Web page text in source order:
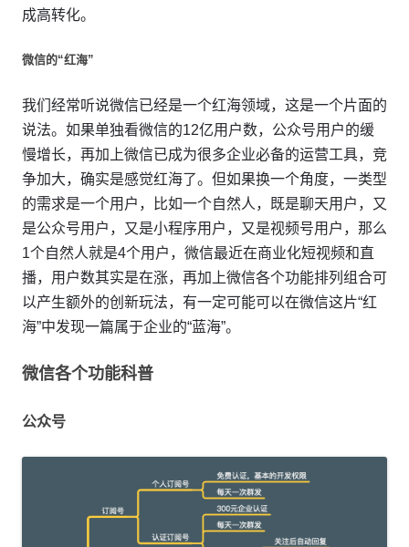
成高转化。
微信的“红海”
我们经常听说微信已经是一个红海领域，这是一个片面的
说法。如果单独看微信的12亿用户数，公众号用户的缓
慢增长，再加上微信已成为很多企业必备的运营工具，竞
争加大，确实是感觉红海了。但如果换一个角度，一类型
的需求是一个用户，比如一个自然人，既是聊天用户，又
是公众号用户，又是小程序用户，又是视频号用户，那么
1个自然人就是4个用户，微信最近在商业化短视频和直
播，用户数其实是在涨，再加上微信各个功能排列组合可
以产生额外的创新玩法，有一定可能可以在微信这片“红
海”中发现一篇属于企业的“蓝海”。
微信各个功能科普
公众号